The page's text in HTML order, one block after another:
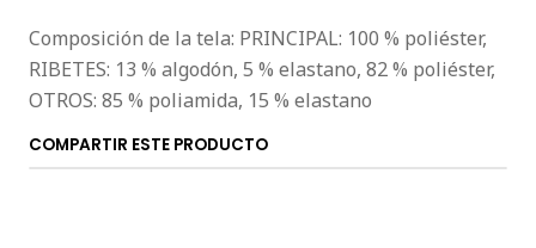
Composición de la tela: PRINCIPAL: 100 % poliéster,
RIBETES: 13 % algodón, 5 % elastano, 82 % poliéster,
OTROS: 85 % poliamida, 15 % elastano
COMPARTIR ESTE PRODUCTO